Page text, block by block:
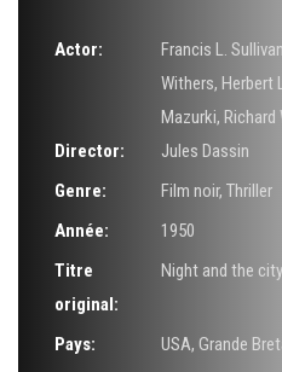
Actor: Francis L. Sullivan
Withers, Herbert
Mazurki, Richard
Director:
Jules Dassin
Genre:
Film noir, Thriller
Année:
1950
Titre
original:
Night and the city
Pays:
USA, Grande